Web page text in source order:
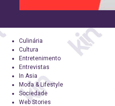
Culinária
Cultura
Entretenimento
Entrevistas
In Asia
Moda & Lifestyle
Sociedade
Web Stories